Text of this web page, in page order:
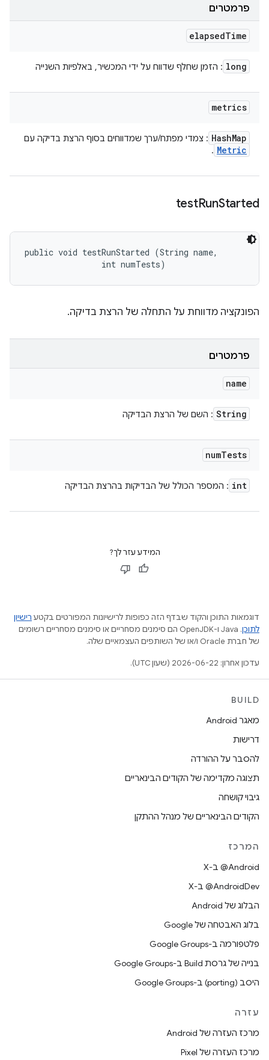
פרמטרים
elapsedTime
long : הזמן שחלף שדווח על ידי המכשיר, באלפיות השנייה
metrics
HashMap : צמדי מפתח/ערך שמדווחים בסוף הרצת בדיקה עם
Metric
.
testRunStarted
public void testRunStarted (String name,
                int numTests)
הפונקציה מדווחת על התחלה של הרצת בדיקה.
פרמטרים
name
String : השם של הרצת הבדיקה
numTests
int : המספר הכולל של הבדיקות בהרצת הבדיקה
המידע עזר לך?
דוגמאות התוכן והקוד שבדף הזה כפופות לרישיונות המפורטים בקטע רישיון
לתוכן
.‏ Java ו-OpenJDK הם סימנים מסחריים או סימנים מסחריים רשומים
של חברת Oracle ו/או של השותפים העצמאיים שלה.
עדכון אחרון: 2026-06-22 (שעון UTC).
BUILD
מאגר Android
דרישות
להסבר על ההורדה
תצוגה מקדימה של הקודים הבינאריים
גיבוי קושחה
הקודים הבינאריים של מנהל ההתקן
המרכז
‫‎@Android ב-X
‫‎@AndroidDev ב-X
הבלוג של Android
בלוג האבטחה של Google
פלטפורמה ב-Google Groups
בנייה של גרסת Build ב-Google Groups
היסב (porting) ב-Google Groups
עזרה
מרכז העזרה של Android
מרכז העזרה של Pixel